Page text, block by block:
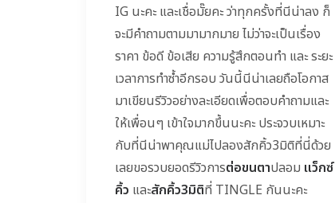
IG นะคะ และเชื่อมั๊ยคะ ว่าทุกครั้งที่นีน่าลง ก็
จะมีคำถามตามมามากมาย ไม่ว่าจะเป็นเรื่อง
ราคา ข้อดี ข้อเสีย ความรู้สึกตอนทำ และ ระยะ
เวลาการทำซ้ำอีกรอบ วันนี้นีน่าเลยถือโอกาส
มาเขียนรีวิวอย่างละเอียดเพื่อตอบคำถามและ
ให้เพื่อนๆ เข้าใจมากขึ้นนะคะ ประจวบเหมาะ
กับที่นีน่าพาคุณแม่ไปลองสักคิ้ว3มิติที่นี่ด้วย
เลยขอรวบยอดรีวิวการต่อขนตาปลอม แว็กซ์
คิ้ว และสักคิ้ว3มิติที่ TINGLE กันนะคะ